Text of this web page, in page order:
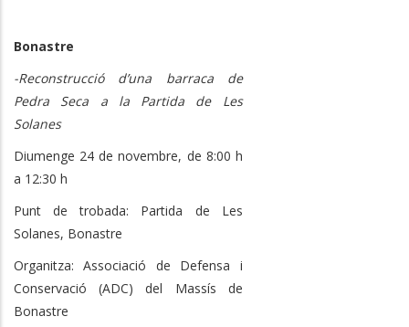
Bonastre
-Reconstrucció d’una barraca de
Pedra Seca a la Partida de Les
Solanes
Diumenge 24 de novembre, de 8:00 h
a 12:30 h
Punt de trobada: Partida de Les
Solanes, Bonastre
Organitza: Associació de Defensa i
Conservació (ADC) del Massís de
Bonastre